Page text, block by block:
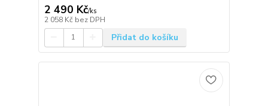
2 490 Kč/ks
2 058 Kč bez DPH
Přidat do košíku